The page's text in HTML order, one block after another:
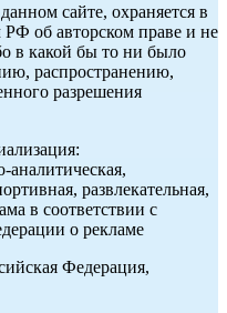
сайте, охраняется в
РФ об авторском праве и не
в какой бы то ни было
распространению,
разрешения
развлекательная,
в соответствии с
о рекламе
Федерация,